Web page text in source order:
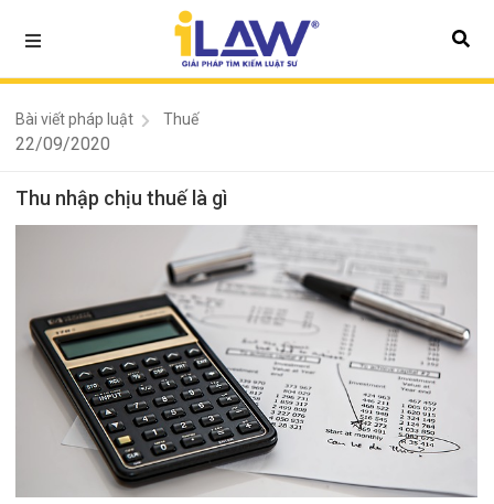
Bài viết pháp luật Thuế
22/09/2020
Thu nhập chịu thuế là gì